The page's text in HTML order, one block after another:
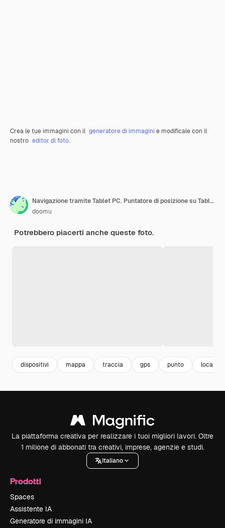
Crea le tue immagini con il generatore di immagini e modificale con il
nostro editor di foto.
Navigazione tramite Tablet PC. Puntatore di posizione su Tablet PC con mappa su sfondo bianco. Rendering 3D
doomu
Potrebbero piacerti anche queste foto.
dispositivi mappa traccia gps punto location
La piattaforma creativa per realizzare i tuoi migliori lavori. Oltre
1 milione di abbonati tra creativi, imprese, agenzie e studi.
Italiano
Prodotti
Spaces
Assistente IA
Generatore di immagini IA